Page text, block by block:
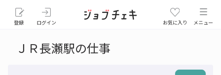
登録 ログイン お気に入り メニュー
ＪＲ長瀬駅の仕事